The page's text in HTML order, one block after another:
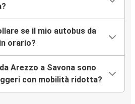
se il mio autobus da
orario?
Arezzo a Savona sono
con mobilità ridotta?